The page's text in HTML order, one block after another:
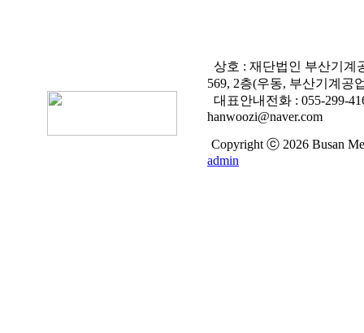
상호 : 재단법인 부산기
569, 2층(우동, 부산기계
대표안내전화 : 055-299-
hanwoozi@naver.com
Copyright ⓒ 2026 Busan
admin